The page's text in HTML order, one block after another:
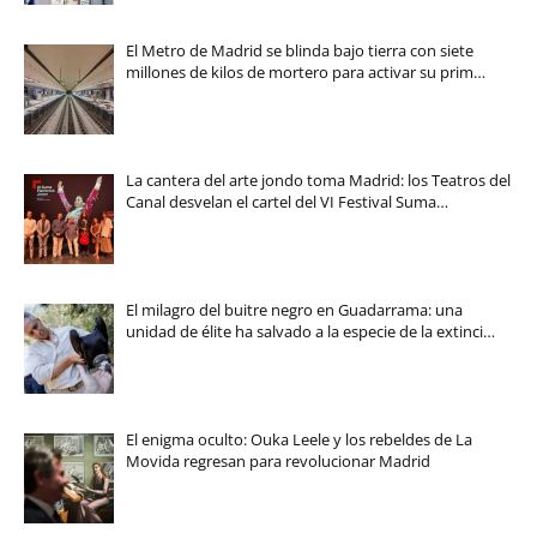
El Metro de Madrid se blinda bajo tierra con siete
millones de kilos de mortero para activar su prim…
La cantera del arte jondo toma Madrid: los Teatros del
Canal desvelan el cartel del VI Festival Suma…
El milagro del buitre negro en Guadarrama: una
unidad de élite ha salvado a la especie de la extinci…
El enigma oculto: Ouka Leele y los rebeldes de La
Movida regresan para revolucionar Madrid